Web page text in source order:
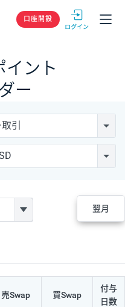
GMOクリック
口座開設
イント
ー
引
翌月
売Swap 買Swap
付与
日数